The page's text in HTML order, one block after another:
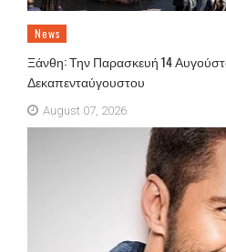
News
Ξάνθη: Την Παρασκευή 14
Δεκαπενταύγουστου
August 07, 2026